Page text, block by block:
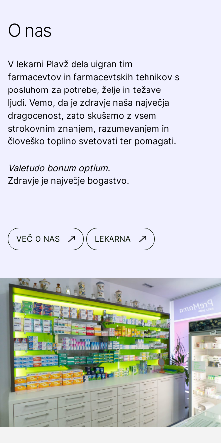
O nas
V lekarni Plavž dela uigran tim
farmacevtov in farmacevtskih tehnikov s
posluhom za potrebe, želje in težave
ljudi. Vemo, da je zdravje naša največja
dragocenost, zato skušamo z vsem
strokovnim znanjem, razumevanjem in
človeško toplino svetovati ter pomagati.
Valetudo bonum optium.
Zdravje je največje bogastvo.
VEČ O NAS LEKARNA